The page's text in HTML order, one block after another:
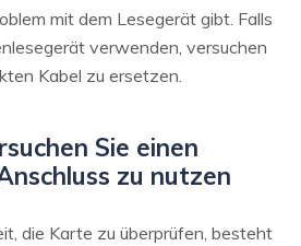
mit dem Lesegerät gibt. Falls
verwenden, versuchen
Kabel zu ersetzen.
Sie einen
zu nutzen
die Karte zu überprüfen, besteht